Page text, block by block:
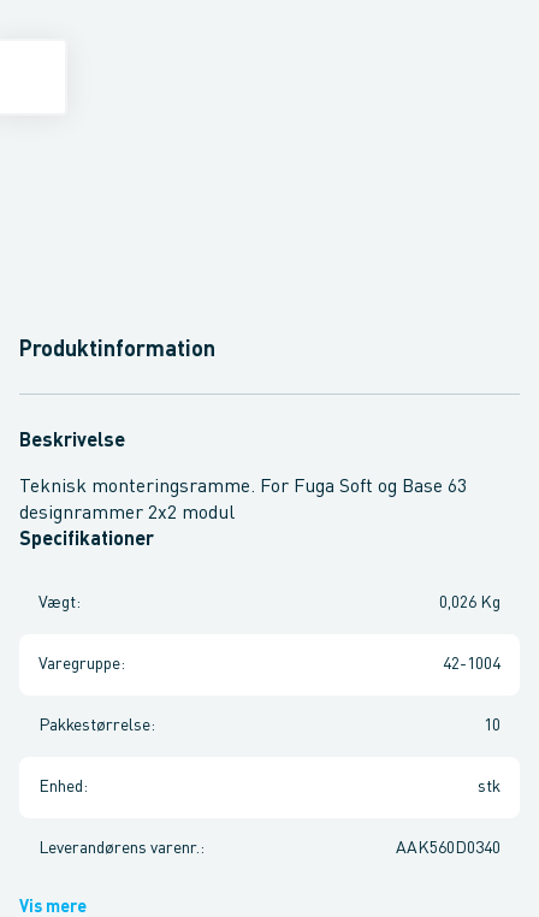
Produktinformation
Beskrivelse
Teknisk monteringsramme. For Fuga Soft og Base 63
designrammer 2x2 modul
Specifikationer
Vægt: 0,026 Kg
Varegruppe: 42-1004
Pakkestørrelse: 10
Enhed : stk
Leverandørens varenr. : AAK560D0340
Vis mere